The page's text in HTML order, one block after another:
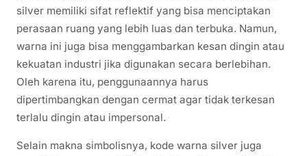
silver memiliki sifat reflektif yang bisa menciptakan
perasaan ruang yang lebih luas dan terbuka. Namun,
warna ini juga bisa menggambarkan kesan dingin atau
kekuatan industri jika digunakan secara berlebihan.
Oleh karena itu, penggunaannya harus
dipertimbangkan dengan cermat agar tidak terkesan
terlalu dingin atau impersonal.
Selain makna simbolisnya, kode warna silver juga